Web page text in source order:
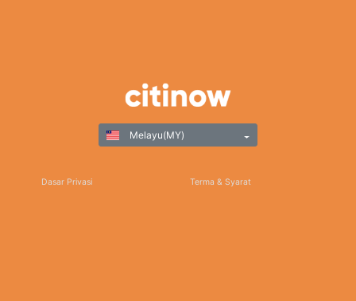
Dasar Privasi Terma & Syarat
Melayu(MY)